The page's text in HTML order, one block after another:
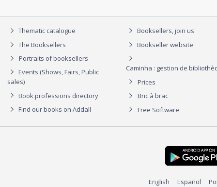
Thematic catalogue
The Booksellers
Portraits of booksellers
Events (Shows, Fairs, Public
sales)
Book professions directory
Find our books on Addall
Booksellers, join us
Bookseller website
Caminha : gestion de
Prices
Bric à brac
Free Software
English Español